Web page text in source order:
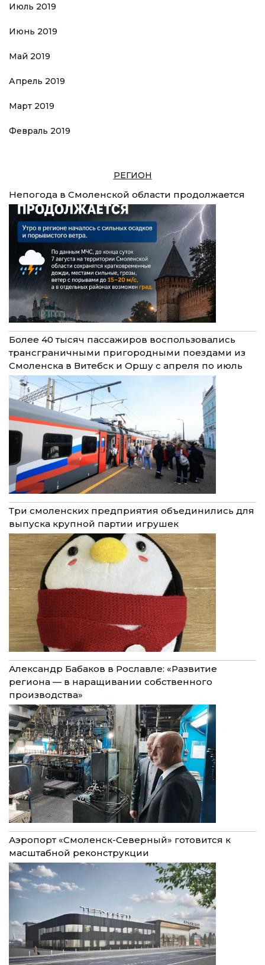
Июль 2019
Июнь 2019
Май 2019
Апрель 2019
Март 2019
Февраль 2019
РЕГИОН
Непогода в Смоленской области продолжается
Более 40 тысяч пассажиров воспользовались
трансграничными пригородными поездами из
Смоленска в Витебск и Оршу с апреля по июль
Три смоленских предприятия объединились для
выпуска крупной партии игрушек
Александр Бабаков в Рославле: «Развитие
региона — в наращивании собственного
производства»
Аэропорт «Смоленск-Северный» готовится к
масштабной реконструкции